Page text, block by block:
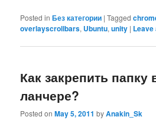
Posted in Без категории |Tagged
overlayscrollbars, Ubuntu,unity | Leave
Как закрепить папку
ланчере?
Posted onMay 5, 2011 byAnakin_Sk